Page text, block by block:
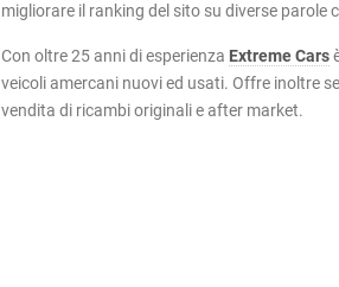
migliorare il ranking del sito su diverse parole
Con oltre 25 anni di esperienza Extreme Cars
veicoli amercani nuovi ed usati. Offre inoltre
vendita di ricambi originali e after market.